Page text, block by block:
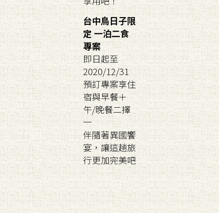
台中鳥日子限
定 一泊二食
專案
即日起至
2020/12/31
預訂專案享住
宿與早餐＋
午/晚餐二擇
一
伴隨著異國饗
宴，讓這趟旅
行更加完美吧